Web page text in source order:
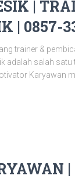
|
| 0857-
trainer &
adalah salah
Karyawan